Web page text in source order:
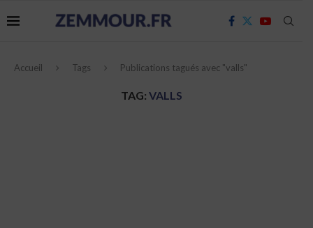
Accueil Tags Publications tagués avec "valls"
TAG: VALLS